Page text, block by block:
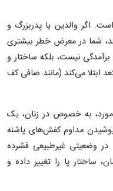
اگر والدین یا پدربزرگ و
شما در معرض خطر بیشتری
نیست، بلکه ساختار و
ابتلا می‌کند (مانند صافی کف
به خصوص در زنان، یک
مداوم کفش‌های پاشنه
در وضعیتی غیرطبیعی فشرده
ساختار پا را تغییر داده و